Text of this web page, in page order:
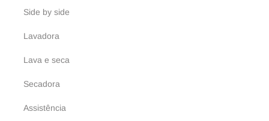
Side by side
Lavadora
Lava e seca
Secadora
Assistência